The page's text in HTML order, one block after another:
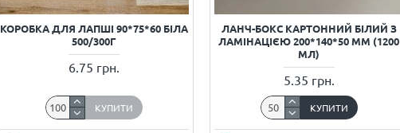
КОРОБКА ДЛЯ ЛАПШІ 90*75*60 БІЛА
500/300Г
6.75 грн.
КУПИТИ
ЛАНЧ-БОКС КАРТОННИЙ БІЛИЙ З
ЛАМІНАЦІЄЮ 200*140*50 ММ (1200
МЛ)
5.35 грн.
КУПИТИ